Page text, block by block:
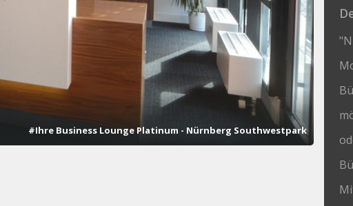
#Ihre Business Lounge Platinum - Nürnberg Southwestpark